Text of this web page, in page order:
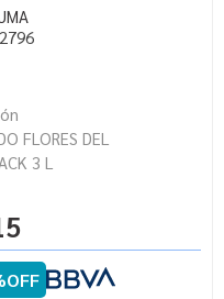
FLORES DEL
3 L